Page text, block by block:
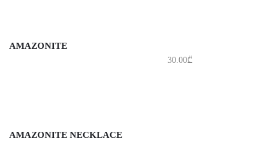
AMAZONITE
30.00₾
AMAZONITE NECKLACE